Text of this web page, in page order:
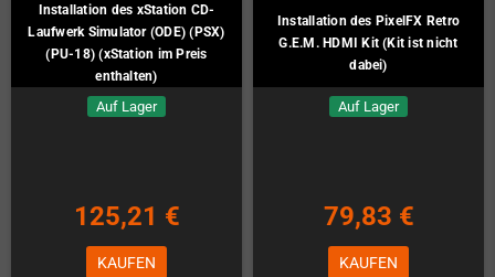
Installation des xStation CD-
Laufwerk Simulator (ODE) (PSX)
(PU-18) (xStation im Preis
enthalten)
Auf Lager
125,21 €
KAUFEN
Installation des PixelFX Retro
G.E.M. HDMI Kit (Kit ist nicht
dabei)
Auf Lager
79,83 €
KAUFEN